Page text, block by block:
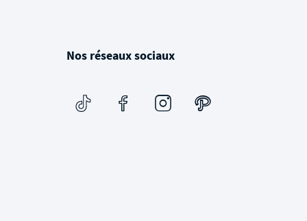
Nos réseaux sociaux